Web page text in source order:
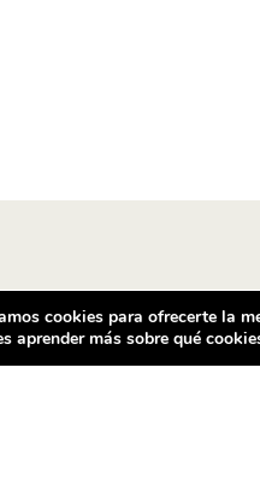
cookies para ofrecerte la
aprender más sobre qué